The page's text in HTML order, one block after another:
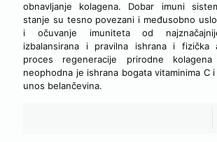
obnavljanje kolagena. Dobar imuni
stanje su tesno povezani i međusobno
i očuvanje imuniteta od
izbalansirana i pravilna ishrana i fizička
proces regeneracije prirodne
neophodna je ishrana bogata vitaminima C
unos belančevina.